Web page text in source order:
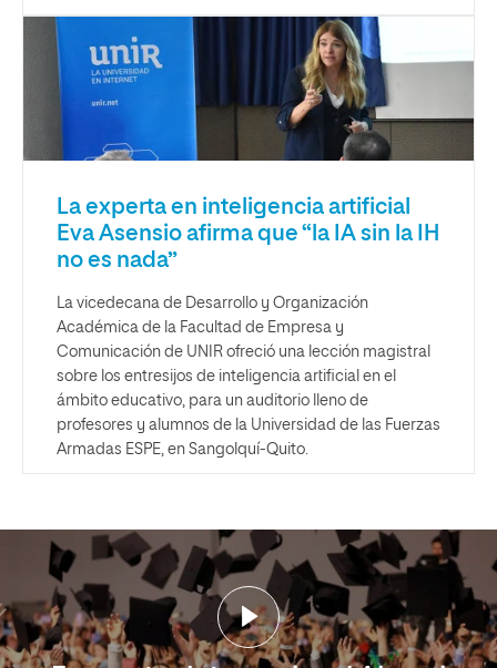
La experta en inteligencia artificial
Eva Asensio afirma que “la IA sin la IH
no es nada”
La vicedecana de Desarrollo y Organización
Académica de la Facultad de Empresa y
Comunicación de UNIR ofreció una lección magistral
sobre los entresijos de inteligencia artificial en el
ámbito educativo, para un auditorio lleno de
profesores y alumnos de la Universidad de las Fuerzas
Armadas ESPE, en Sangolquí-Quito.